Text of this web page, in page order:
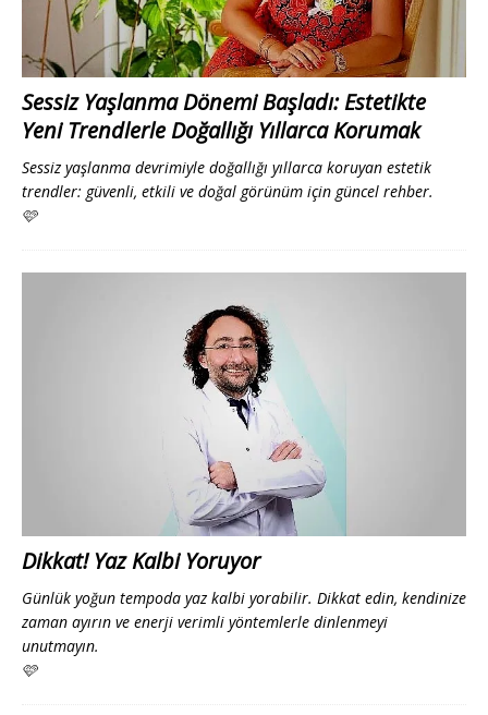
Sessiz Yaşlanma Dönemi Başladı: Estetikte
Yeni Trendlerle Doğallığı Yıllarca Korumak
Sessiz yaşlanma devrimiyle doğallığı yıllarca koruyan estetik
trendler: güvenli, etkili ve doğal görünüm için güncel rehber.
🩷
Dikkat! Yaz Kalbi Yoruyor
Günlük yoğun tempoda yaz kalbi yorabilir. Dikkat edin, kendinize
zaman ayırın ve enerji verimli yöntemlerle dinlenmeyi
unutmayın.
🩷